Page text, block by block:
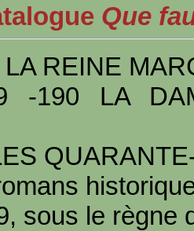
Que
REINE
-190 LA
sous le règne